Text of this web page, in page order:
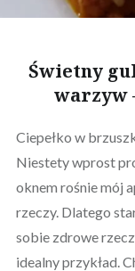
Świetny
warzyw
Ciepełko w
Niestety wprost
oknem rośnie mój
rzeczy. Dlatego
sobie zdrowe
idealny przykład.